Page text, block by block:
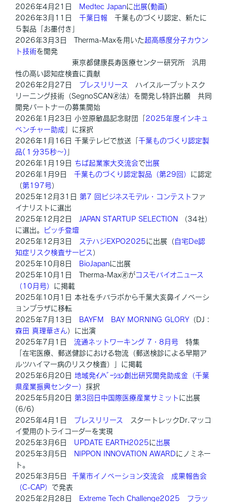
2026年4月21日
Medtec Japanに出展(動画 )
2026年3月11日 千葉日報 千葉ものづくり認定、新たに
５製品「お墨付き」
2026年3月3日 Therma-Maxを用いた超高感度分子カウン
ト技術を開発
東京都健康長寿医療センター研究所 汎用
性の高い認知症検査に貢献
2026年2月27日 プレスリリース
ハイスループットスク
リーニング技術（SegnoSCAN🄬法）を開発し特許出願 共同
開発パートナーの募集開始
2026年1月23日 小笠原敏晶記念財団「 2025年度インキュ
ベンチャー助成 」に採択
2026年1月16日 千葉テレビで放送「 千葉ものづくり認定製
品(１分35秒～)
2026年1月19日 ちば起業家大交流会で出展
2026年1月9日 千葉ものづくり認定製品（第29回） に認定
（第197号）
2025年12月31日 第7 回ビジネスモデル・コンテスト ファ
イナリストに選出
2025年12月2日 JAPAN STARTUP SELECTION
（34社）
に選出。
ピッチ登壇
2025年12月3日
ステハジEXPO2025に出展（ 自宅De認
知症リスク検査サービス ）
2025年10月8日
BioJapanに出展
2025年10月1日 Therma-Max🄬がコスモバイオニュース
（10月号） に掲載
2025年10月1日 本社をチバラボから千葉大亥鼻イノベーシ
ョンプラザに移転
2025年7月13日
BAYFM BAY MORNING GLORY （DJ：
森田 真理華さん）に出演
2025年7月1日 流通ネットワーキング 7・8月号 特集
「在宅医療、郵送健診における物流（郵送検診による早期ア
ルツハイマー病のリスク検査）」に掲載
2025年6月20日 地域発ｲﾉﾍﾞｰｼｮﾝ創出研究開発助成金（千葉
県産業振興センター） 採択
2025年5月20日 第3回日中国際医療産業サミット に出展
(6/6)
2025年4月1日 プレスリリース
スタートレックDr.マッコ
イ愛用のトライコーダーを実現
2025年3月6日 UPDATE EARTH2025に出展
2025年3月5日
NIPPON INNOVATION AWARDにノミネー
ト。
2025年3月5日
千葉市イノベーション交流会
成果報告会
（C-CAP） で発表
2025年2月28日
Extreme Tech Challenge2025 フラッ